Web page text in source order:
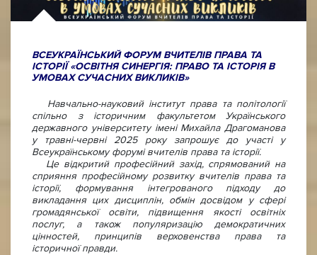
ВСЕУКРАЇНСЬКИЙ ФОРУМ ВЧИТЕЛІВ ПРАВА ТА
ІСТОРІЇ «ОСВІТНЯ СИНЕРГІЯ: ПРАВО ТА ІСТОРІЯ В
УМОВАХ СУЧАСНИХ ВИКЛИКІВ»
Навчально-науковий інститут права та політології
спільно з історичним факультетом Українського
державного університету імені Михайла Драгоманова
у травні-червні 2025 року запрошує до участі у
Всеукраїнському форумі вчителів права та історії.
Це відкритий професійний захід, спрямований на
сприяння професійному розвитку вчителів права та
історії, формування інтегрованого підходу до
викладання цих дисциплін, обмін досвідом у сфері
громадянської освіти, підвищення якості освітніх
послуг, а також популяризацію демократичних
цінностей, принципів верховенства права та
історичної правди.